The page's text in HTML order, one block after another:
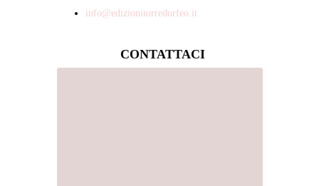
info@edizionitorredorfeo.it
CONTATTACI